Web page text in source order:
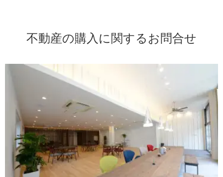
不動産の購入に関するお問合せ